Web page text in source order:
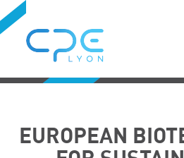
Formations diplômantes
EUROPEAN
Cookies management panel